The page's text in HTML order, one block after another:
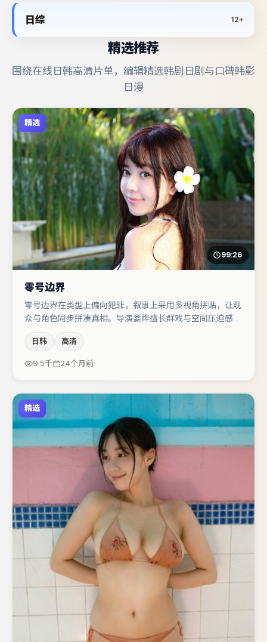
日综 12+
精选推荐
围绕在线日韩高清片单，编辑精选韩剧日剧与口碑韩影
日漫
精选
99:26
零号边界
零号边界在类型上偏向犯罪，叙事上采用多视角拼贴，让观
众与角色同步拼凑真相。导演娄烨擅长群戏与空间压迫感，
沈腾、黄渤等，角色动机前后呼应，适合喜欢抠台词与伏笔
的观众。整体完成度较高，适合周末一口气追完。
日韩 高清
9.5千 24个月前
精选